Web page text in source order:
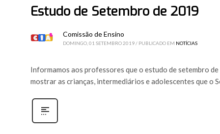
Estudo de Setembro de 2019
Comissão de Ensino
DOMINGO, 01 SETEMBRO 2019 / PUBLICADO EM NOTÍCIAS
Informamos aos professores que o estudo de setembro
mostrar as crianças, intermediários e adolescentes que o